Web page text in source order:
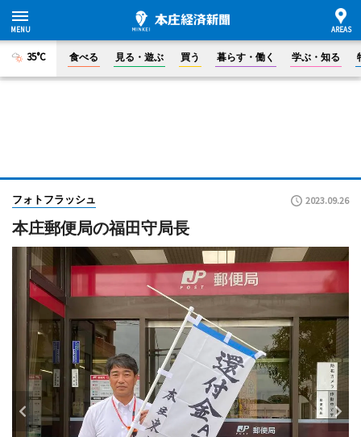
35°C 食べる 見る・遊ぶ 買う 暮らす・働く 学ぶ・知る
フォトフラッシュ 2023.09.26
本庄郵便局の福田守局長